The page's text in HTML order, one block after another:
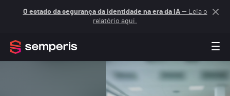
O estado da segurança da identidade na era da IA— Leia o
relatório aqui.